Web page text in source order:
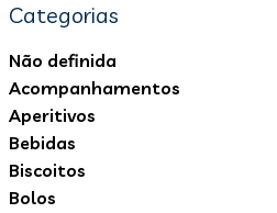
Categorias
Não definida
Acompanhamentos
Aperitivos
Bebidas
Biscoitos
Bolos